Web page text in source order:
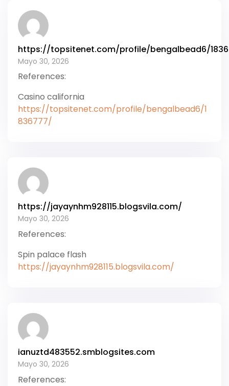
https://topsitenet.com/profile/bengalbead6/
Mayo 30, 2026
References:
Casino california
https://topsitenet.com/profile/bengalbead6/1
836777/
https://jayaynhm928115.blogsvila.com/
Mayo 30, 2026
References:
Spin palace flash
https://jayaynhm928115.blogsvila.com/
ianuztd483552.smblogsites.com
Mayo 30, 2026
References: